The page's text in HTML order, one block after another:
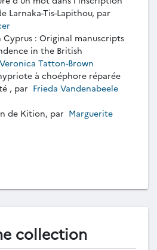
Larnaka-Tis-Lapithou, par
Cyprus : Original manuscripts
in the British
Veronica Tatton-Brown
à choéphore réparée
, par Frieda Vandenabeele
de Kition, par Marguerite
collection